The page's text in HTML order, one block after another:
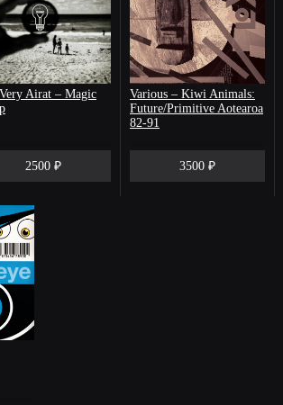
Airat – Magic
2500 ₽
Various – Kiwi Animals:
Future/Primitive Aotearoa
82-91
3500 ₽